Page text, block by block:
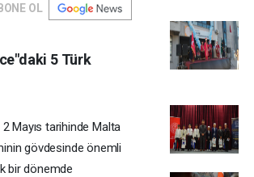
OL
5 Türk
Mayıs tarihinde Malta
gövdesinde önemli
bir dönemde